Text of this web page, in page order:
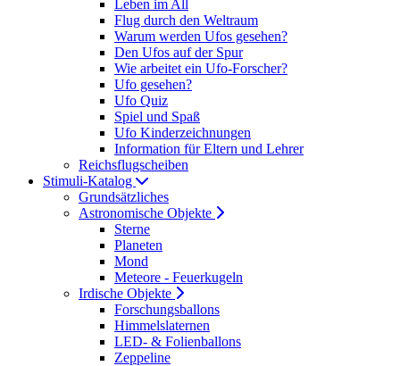
Leben im All
Flug durch den Weltraum
Warum werden Ufos gesehen?
Den Ufos auf der Spur
Wie arbeitet ein Ufo-Forscher?
Ufo gesehen?
Ufo Quiz
Spiel und Spaß
Ufo Kinderzeichnungen
Information für Eltern und Lehrer
Reichsflugscheiben
Stimuli-Katalog
Grundsätzliches
Astronomische Objekte
Sterne
Planeten
Mond
Meteore - Feuerkugeln
Irdische Objekte
Forschungsballons
Himmelslaternen
LED- & Folienballons
Zeppeline